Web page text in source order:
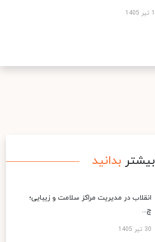
بیشتر بدانید
انقلاب در مدیریت مراکز سلامت و زیبایی؛
چ...
30 تیر 1405